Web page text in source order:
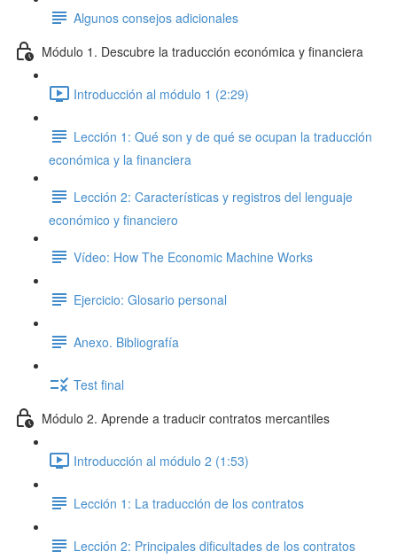
Algunos consejos adicionales
Módulo 1. Descubre la traducción económica y financiera
Introducción al módulo 1 (2:29)
Lección 1: Qué son y de qué se ocupan la traducción
económica y la financiera
Lección 2: Características y registros del lenguaje
económico y financiero
Vídeo: How The Economic Machine Works
Ejercicio: Glosario personal
Anexo. Bibliografía
Test final
Módulo 2. Aprende a traducir contratos mercantiles
Introducción al módulo 2 (1:53)
Lección 1: La traducción de los contratos
Lección 2: Principales dificultades de los contratos